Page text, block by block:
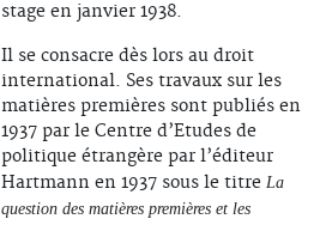
stage en janvier 1938.
Il se consacre dès lors au droit
international. Ses travaux sur les
matières premières sont publiés en
1937 par le Centre d’Etudes de
politique étrangère par l’éditeur
Hartmann en 1937 sous le titre La
question des matières premières et les